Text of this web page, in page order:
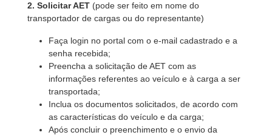
2. Solicitar AET (pode ser feito em nome do
transportador de cargas ou do representante)
Faça login no portal com o e-mail cadastrado e a
senha recebida;
Preencha a solicitação de AET com as
informações referentes ao veículo e à carga a ser
transportada;
Inclua os documentos solicitados, de acordo com
as características do veículo e da carga;
Após concluir o preenchimento e o envio da